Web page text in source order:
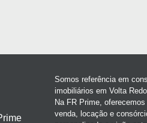
Somos referência em
imobiliários em Volta
Na FR Prime,
venda, locação e